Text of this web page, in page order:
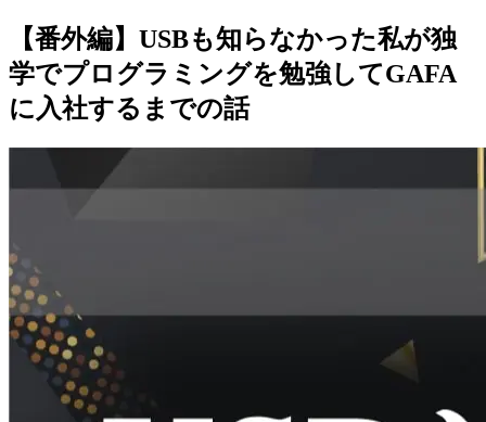
【番外編】USBも知らなかった私が独
学でプログラミングを勉強してGAFA
に入社するまでの話